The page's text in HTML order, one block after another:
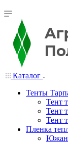
Каталог
Тенты
Тент
Тент
Тент
Пленка